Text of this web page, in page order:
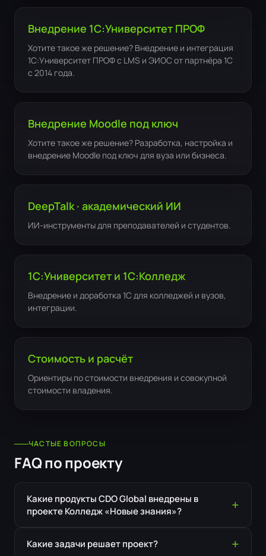
Внедрение 1С:Университет ПРОФ
Хотите такое же решение? Внедрение и интеграция
1С:Университет ПРОФ с LMS и ЭИОС от партнёра 1С
с 2014 года.
Внедрение Moodle под ключ
Хотите такое же решение? Разработка, настройка и
внедрение Moodle под ключ для вуза или бизнеса.
DeepTalk · академический ИИ
ИИ-инструменты для преподавателей и студентов.
1С:Университет и 1С:Колледж
Внедрение и доработка 1С для колледжей и вузов,
интеграции.
Стоимость и расчёт
Ориентиры по стоимости внедрения и совокупной
стоимости владения.
ЧАСТЫЕ ВОПРОСЫ
FAQ по проекту
Какие продукты CDO Global внедрены в
проекте Колледж «Новые знания»?
Какие задачи решает проект?